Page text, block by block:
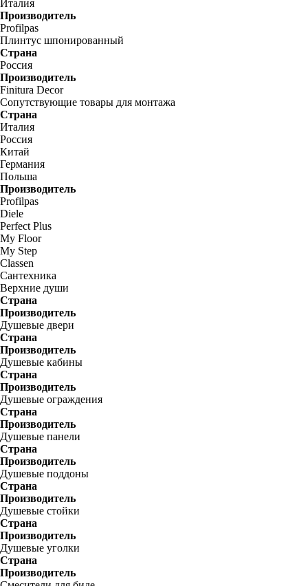
Италия
Производитель
Profilpas
Плинтус шпонированный
Страна
Россия
Производитель
Finitura Decor
Сопутствующие товары для монтажа
Страна
Италия
Россия
Китай
Германия
Польша
Производитель
Profilpas
Diele
Perfect Plus
My Floor
My Step
Classen
Сантехника
Верхние души
Страна
Производитель
Душевые двери
Страна
Производитель
Душевые кабины
Страна
Производитель
Душевые ограждения
Страна
Производитель
Душевые панели
Страна
Производитель
Душевые поддоны
Страна
Производитель
Душевые стойки
Страна
Производитель
Душевые уголки
Страна
Производитель